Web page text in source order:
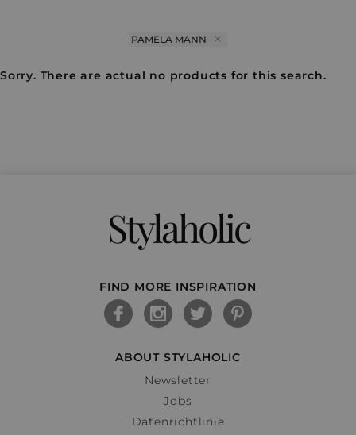
PAMELA MANN
Sorry. There are actual no products for this search.
Stylaholic
FIND MORE INSPIRATION
ABOUT STYLAHOLIC
Newsletter
Jobs
Datenrichtlinie